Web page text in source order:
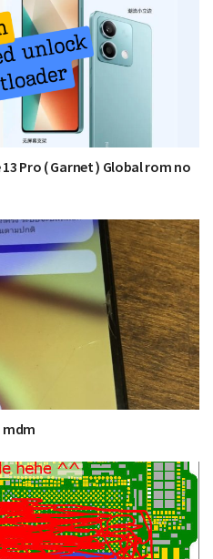
Pro ( Garnet ) Global rom no
mdm